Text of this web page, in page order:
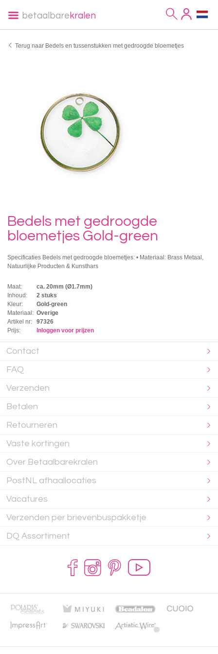
betaalbare kralen
Terug naar Bedels en tussenstukken met gedroogde bloemetjes
Bedels met gedroogde
bloemetjes Gold-green
Specificaties Bedels met gedroogde bloemetjes: • Materiaal: Brass Metaal,
Natuurlijke Producten & Kunsthars
Maat:
ca. 20mm (Ø1.7mm)
Inhoud:
2 stuks
Kleur:
Gold-green
Materiaal: Overige
Artikel nr:
97326
Prijs:
Inloggen voor prijzen
Contact
FAQ
Verzenden
Betalen
Retourneren
Vaste kortingen
Over Betaalbarekralen
PostNL afhaallocaties
Vacatures
Verzenden per brievenbuspakketje
DQ Assortiment